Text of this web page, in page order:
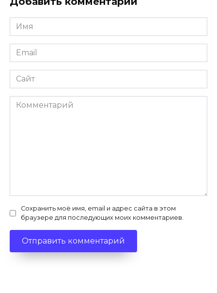
Имя
Email
Сайт
Комментарий
Сохранить моё имя, email и адрес сайта в этом
браузере для последующих моих комментариев.